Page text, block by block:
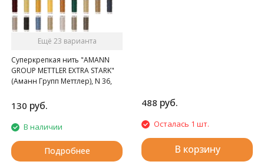
Ещё 23 варианта
Суперкрепкая нить "AMANN
GROUP METTLER EXTRA STARK"
(Аманн Групп Меттлер), N 36,
130 руб.
В наличии
Подробнее
488 руб.
Осталась 1 шт.
В корзину